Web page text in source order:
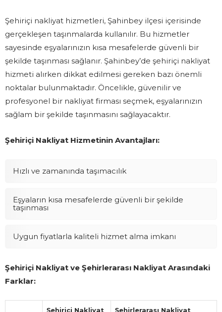
Şehiriçi nakliyat hizmetleri, Şahinbey ilçesi içerisinde
gerçekleşen taşınmalarda kullanılır. Bu hizmetler
sayesinde eşyalarınızın kısa mesafelerde güvenli bir
şekilde taşınması sağlanır. Şahinbey’de şehiriçi nakliyat
hizmeti alırken dikkat edilmesi gereken bazı önemli
noktalar bulunmaktadır. Öncelikle, güvenilir ve
profesyonel bir nakliyat firması seçmek, eşyalarınızın
sağlam bir şekilde taşınmasını sağlayacaktır.
Şehiriçi Nakliyat Hizmetinin Avantajları:
Hızlı ve zamanında taşımacılık
Eşyaların kısa mesafelerde güvenli bir şekilde
taşınması
Uygun fiyatlarla kaliteli hizmet alma imkanı
Şehiriçi Nakliyat ve Şehirlerarası Nakliyat Arasındaki
Farklar:
Şehiriçi Nakliyat Şehirlerarası Nakliyat